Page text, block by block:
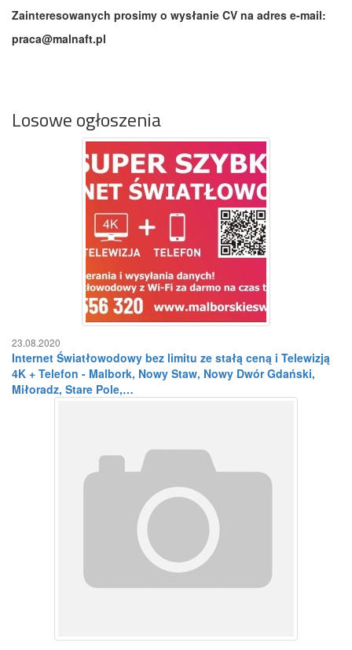
Zainteresowanych prosimy o wysłanie CV na adres e-mail:
praca@malnaft.pl
Losowe ogłoszenia
23.08.2020
Internet Światłowodowy bez limitu ze stałą ceną i Telewizją
4K + Telefon - Malbork, Nowy Staw, Nowy Dwór Gdański,
Miłoradz, Stare Pole,…